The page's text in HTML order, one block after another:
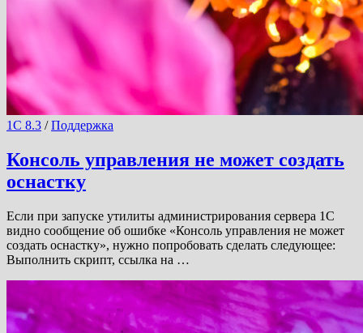
1С 8.3 /Поддержка
Консоль управления не может создать
оснастку
Если при запуске утилиты администрирования сервера 1С
видно сообщение об ошибке «Консоль управления не может
создать оснастку», нужно попробовать сделать следующее:
Выполнить скрипт, ссылка на …